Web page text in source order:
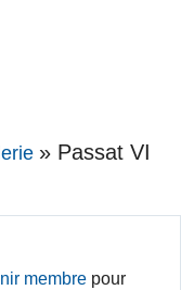
» Passat VI
membre pour